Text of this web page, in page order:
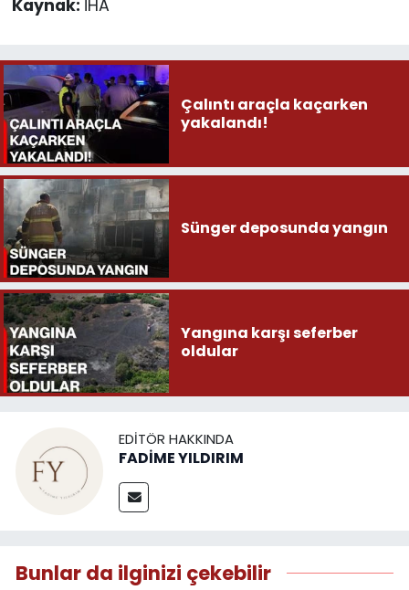
Kaynak: İHA
Çalıntı araçla kaçarken
yakalandı!
Sünger deposunda yangın
Yangına karşı seferber
oldular
EDITÖR HAKKINDA
FADİME YILDIRIM
Bunlar da ilginizi çekebilir